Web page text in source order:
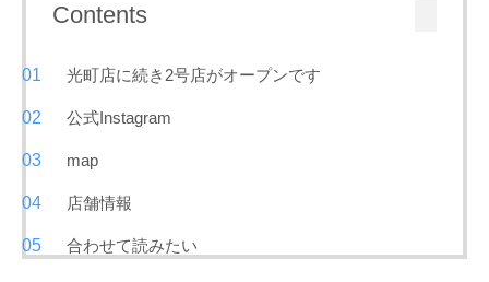
Contents
光町店に続き2号店がオープンです
公式Instagram
map
店舗情報
合わせて読みたい